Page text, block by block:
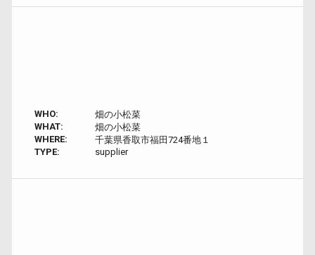
WHO:
畑の小松菜
WHAT:
畑の小松菜
WHERE:
千葉県香取市福田724番地１
TYPE:
supplier